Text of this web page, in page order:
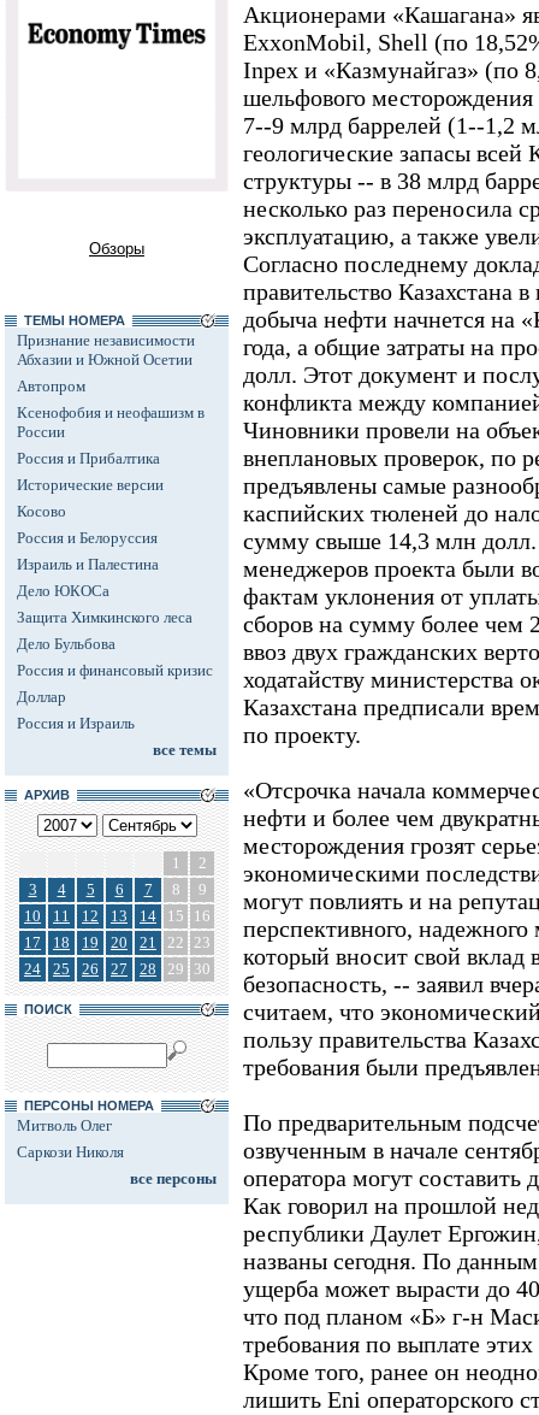
Обзоры
ТЕМЫ НОМЕРА
Признание независимости
Абхазии и Южной Осетии
Автопром
Ксенофобия и неофашизм в
России
Россия и Прибалтика
Исторические версии
Косово
Россия и Белоруссия
Израиль и Палестина
Дело ЮКОСа
Защита Химкинского леса
Дело Бульбова
Россия и финансовый кризис
Доллар
Россия и Израиль
все темы
АРХИВ
1
2
3
4 5 6 7 8
9
10
11 12 13 14 15
16
17
18 19 20 21 22 23
24
25 26 27 28 29 30
ПОИСК
ПЕРСОНЫ НОМЕРА
Митволь Олег
Саркози Николя
все персоны
Акционерами «Кашагана»
ExxonMobil, Shell (по
Inpex и «Казмунайгаз» (по
шельфового
7--9 млрд баррелей (1--1,2
геологические запасы
структуры -- в 38 млрд
несколько раз переносила
эксплуатацию, а также
Согласно последнему
правительство Казахстана
добыча нефти начнется на
года, а общие затраты на
долл. Этот документ и
конфликта между
Чиновники провели на
внеплановых проверок, по
предъявлены самые
каспийских тюленей до
сумму свыше 14,3 млн
менеджеров проекта были
фактам уклонения от
сборов на сумму более чем
ввоз двух гражданских
ходатайству министерства
Казахстана предписали
по проекту.
«Отсрочка начала
нефти и более чем
месторождения грозят
экономическими
могут повлиять и на
перспективного,
который вносит свой
безопасность, -- заявил
считаем, что
пользу правительства
требования были
По предварительным
озвученным в начале
оператора могут составить
Как говорил на прошлой
республики Даулет
названы сегодня. По
ущерба может вырасти до
что под планом «Б» г-н
требования по выплате
Кроме того, ранее он
лишить Eni операторского